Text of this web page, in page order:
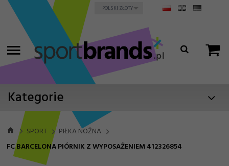
currency_h
POLSKI ZŁOTY
Kategorie
SPORT
PIŁKA NOŻNA
FC BARCELONA PIÓRNIK Z WYPOSAŻENIEM 412326854